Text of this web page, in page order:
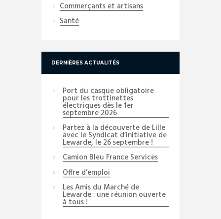
Commerçants et artisans
Santé
DERNIÈRES ACTUALITÉS
Port du casque obligatoire
pour les trottinettes
électriques dès le 1er
septembre 2026
Partez à la découverte de Lille
avec le Syndicat d’initiative de
Lewarde, le 26 septembre !
Camion Bleu France Services
Offre d’emploi
Les Amis du Marché de
Lewarde : une réunion ouverte
à tous !